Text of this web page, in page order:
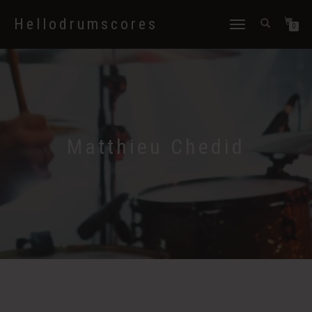
Hellodrumscores
Déplier
navigation
0
Matthieu Chedid